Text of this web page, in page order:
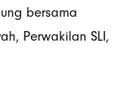
bersama
Perwakilan SLI,